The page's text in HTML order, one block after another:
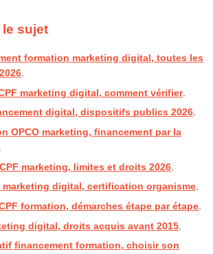
sujet
formation marketing digital, toutes les
marketing digital, comment vérifier.
digital, dispositifs publics 2026.
OPCO marketing, financement par la
marketing, limites et droits 2026
marketing digital, certification organisme.
formation, démarches étape par étape
digital, droits acquis avant 2015
financement formation, choisir son